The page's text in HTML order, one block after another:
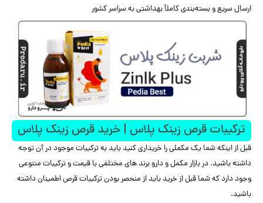
ارسال سریع و بسته‌بندی کاملاً بهداشتی به سراسر کشور
ترکیبات قرص زینک پلاس | خرید قرص زینک پلاس
قبل از اینکه شما یک مکملی را خریداری کنید باید به ترکیبات موجود در آن توجه
داشته باشید. در بازار مکمل و دارو برند های مختلفی با قیمت و ترکیبات متنوعی
وجود دارد که شما قبل از خرید باید از منحصر بودن ترکیبات قرص اطمینان داشته
باشید.